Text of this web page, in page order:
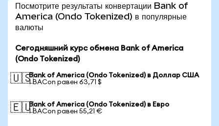
Посмотрите результаты конвертации Bank of
America (Ondo Tokenized) в популярные
валюты
Сегодняшний курс обмена Bank of America
(Ondo Tokenized)
🇺🇸Bank of America (Ondo Tokenized) в Доллар США
1 BACon равен 63,71 $
🇪🇺Bank of America (Ondo Tokenized) в Евро
1 BACon равен 55,21 €